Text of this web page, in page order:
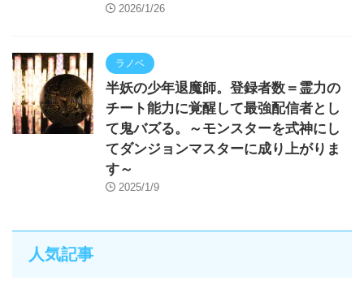
2026/1/26
ラノベ
半妖の少年退魔師。登録者数＝霊力の
チート能力に覚醒して最強配信者とし
て鬼バズる。～モンスターを式神にし
てダンジョンマスターに成り上がりま
す～
2025/1/9
人気記事